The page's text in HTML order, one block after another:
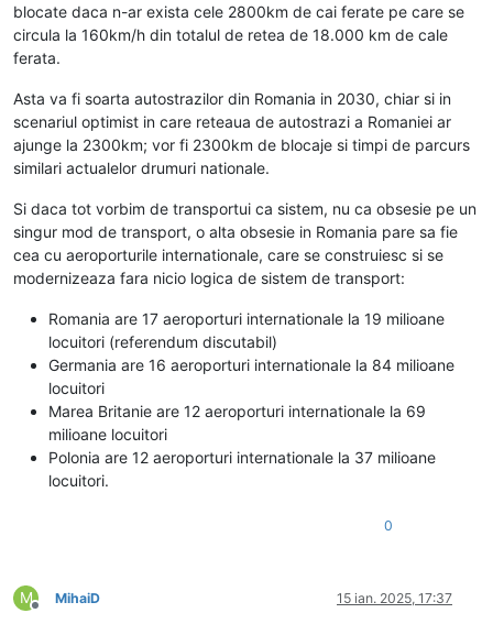
blocate daca n-ar exista cele 2800km de cai ferate pe care se
circula la 160km/h din totalul de retea de 18.000 km de cale
ferata.
Asta va fi soarta autostrazilor din Romania in 2030, chiar si in
scenariul optimist in care reteaua de autostrazi a Romaniei ar
ajunge la 2300km; vor fi 2300km de blocaje si timpi de parcurs
similari actualelor drumuri nationale.
Si daca tot vorbim de transportui ca sistem, nu ca obsesie pe un
singur mod de transport, o alta obsesie in Romania pare sa fie
cea cu aeroporturile internationale, care se construiesc si se
modernizeaza fara nicio logica de sistem de transport:
Romania are 17 aeroporturi internationale la 19 milioane
locuitori (referendum discutabil)
Germania are 16 aeroporturi internationale la 84 milioane
locuitori
Marea Britanie are 12 aeroporturi internationale la 69
milioane locuitori
Polonia are 12 aeroporturi internationale la 37 milioane
locuitori.
0
M
Deconectat
MihaiD 15 ian. 2025, 17:37